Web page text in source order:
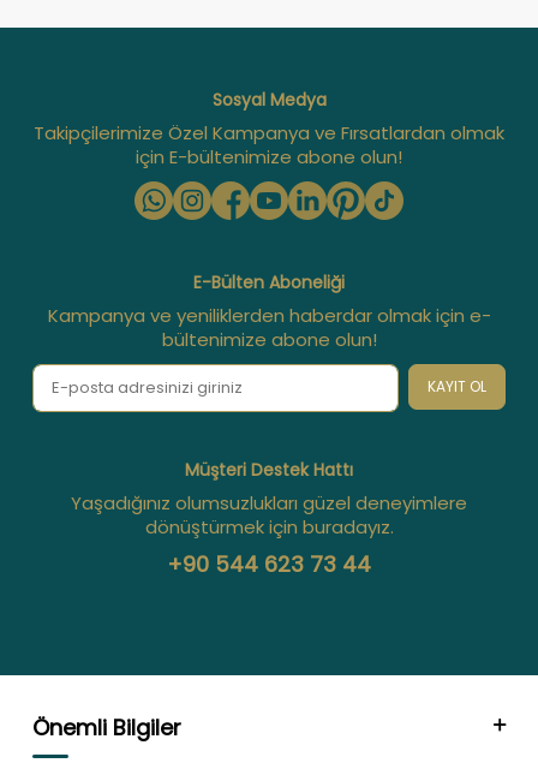
Sosyal Medya
Takipçilerimize Özel Kampanya ve Fırsatlardan olmak
için E-bültenimize abone olun!
E-Bülten Aboneliği
Kampanya ve yeniliklerden haberdar olmak için e-
bültenimize abone olun!
KAYIT OL
Müşteri Destek Hattı
Yaşadığınız olumsuzlukları güzel deneyimlere
dönüştürmek için buradayız.
+90 544 623 73 44
Önemli Bilgiler